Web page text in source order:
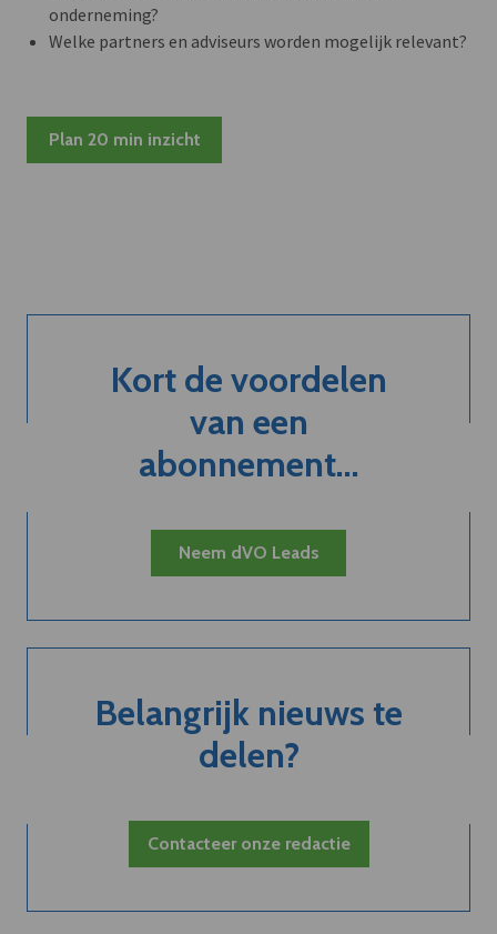
onderneming?
Welke partners en adviseurs worden mogelijk relevant?
Plan 20 min inzicht
Kort de voordelen
van een
abonnement...
Neem dVO Leads
Belangrijk nieuws te
delen?
Contacteer onze redactie